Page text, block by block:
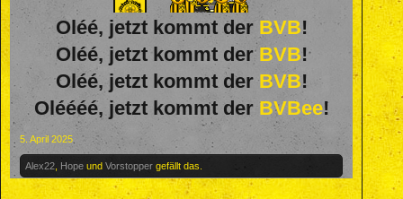
Oléé, jetzt kommt der BVB!
Oléé, jetzt kommt derBVB!
Oléé, jetzt kommt derBVB!
Oléééé, jetzt kommt der BVBee!
5. April 2025
Alex22 Hope und Vorstopper gefällt das.